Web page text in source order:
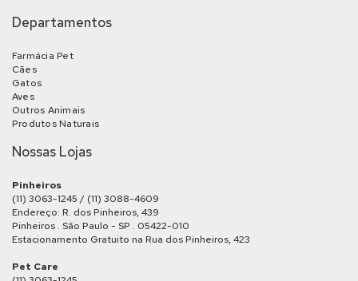
Departamentos
Farmácia Pet
Cães
Gatos
Aves
Outros Animais
Produtos Naturais
Nossas Lojas
Pinheiros
(11) 3063-1245 / (11) 3088-4609
Endereço: R. dos Pinheiros, 439
Pinheiros . São Paulo - SP . 05422-010
Estacionamento Gratuito na Rua dos Pinheiros, 423
Pet Care